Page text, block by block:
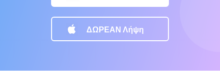
ΔΩΡΕΑΝ Λήψη